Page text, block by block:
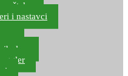
šteku
i nastavci